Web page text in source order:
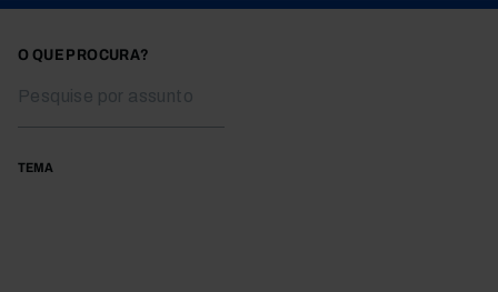
O QUE PROCURA?
TEMA